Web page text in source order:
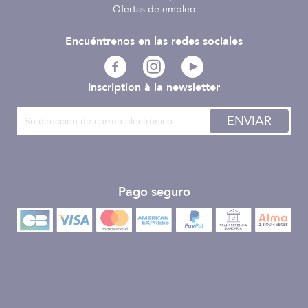
Ofertas de empleo
Inscription à la newsletter
ENVIAR
Pago seguro
Encuéntrenos en las redes sociales